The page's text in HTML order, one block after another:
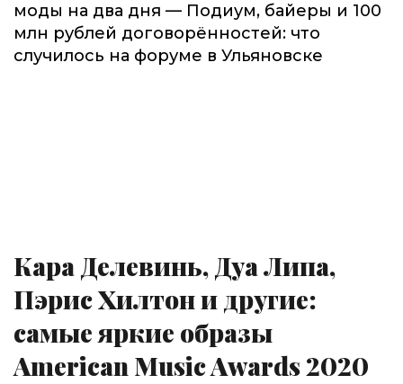
моды на два дня — Подиум, байеры и 100
млн рублей договорённостей: что
случилось на форуме в Ульяновске
Кара Делевинь, Дуа Липа,
Пэрис Хилтон и другие:
самые яркие образы
American Music Awards 2020